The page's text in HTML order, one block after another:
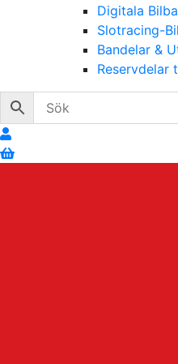
Digitala
Slotracing-
Bandelar &
Reservdelar